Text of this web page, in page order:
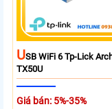
USB WiFi 6 Tp-Lick
TX50U
Giá bán: 5%-35%